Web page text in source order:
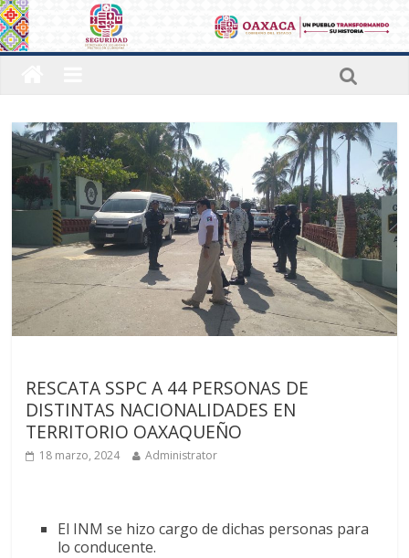
RESCATA SSPC A 44 PERSONAS DE
DISTINTAS NACIONALIDADES EN
TERRITORIO OAXAQUEÑO
18 marzo, 2024 Administrator
El INM se hizo cargo de dichas personas para
lo conducente.